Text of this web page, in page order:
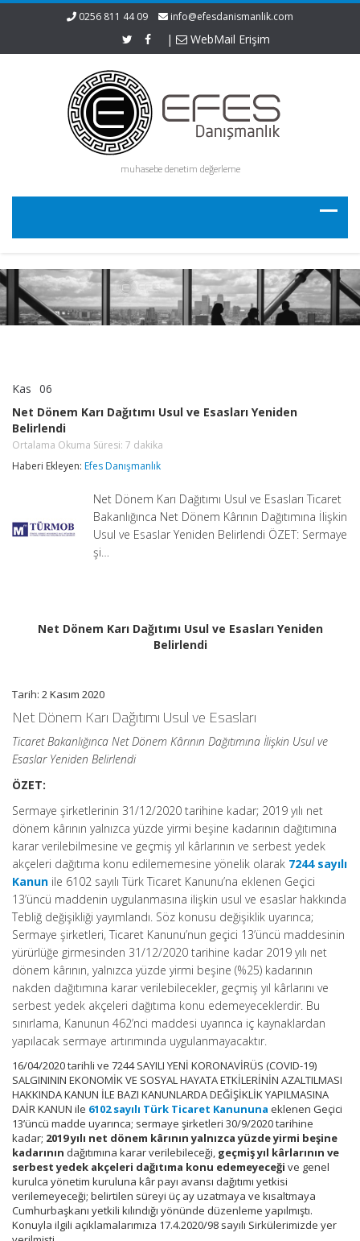
0256 811 44 09 info@efesdanismanlik.com
| WebMail Erişim
muhasebe denetim değerleme
Kas 06
Karı
Usul
Esasları
Belirlendi
Ortalama
Okuma
Süresi:
dakika
Net Dönem Karı Dağıtımı Usul ve Esasları Yeniden
Belirlendi
Ortalama Okuma Süresi: 7 dakika
Haberi Ekleyen: Efes Danışmanlık
Net Dönem Karı Dağıtımı Usul ve Esasları Ticaret
Bakanlığınca Net Dönem Kârının Dağıtımına İlişkin
Usul ve Esaslar Yeniden Belirlendi ÖZET: Sermaye
şi…
Net Dönem Karı Dağıtımı Usul ve Esasları Yeniden
Belirlendi
Tarih: 2 Kasım 2020
Net Dönem Karı Dağıtımı Usul ve Esasları
Ticaret Bakanlığınca Net Dönem Kârının Dağıtımına İlişkin Usul ve
Esaslar Yeniden Belirlendi
ÖZET:
Sermaye şirketlerinin 31/12/2020 tarihine kadar; 2019 yılı net
dönem kârının yalnızca yüzde yirmi beşine kadarının dağıtımına
karar verilebilmesine ve geçmiş yıl kârlarının ve serbest yedek
akçeleri dağıtıma konu edilememesine yönelik olarak 7244 sayılı
Kanun ile 6102 sayılı Türk Ticaret Kanunu’na eklenen Geçici
13’üncü maddenin uygulanmasına ilişkin usul ve esaslar hakkında
Tebliğ değişikliği yayımlandı. Söz konusu değişiklik uyarınca;
Sermaye şirketleri, Ticaret Kanunu’nun geçici 13’üncü maddesinin
yürürlüğe girmesinden 31/12/2020 tarihine kadar 2019 yılı net
dönem kârının, yalnızca yüzde yirmi beşine (%25) kadarının
nakden dağıtımına karar verilebilecekler, geçmiş yıl kârlarını ve
serbest yedek akçeleri dağıtıma konu edemeyeceklerdir. Bu
sınırlama, Kanunun 462’nci maddesi uyarınca iç kaynaklardan
yapılacak sermaye artırımında uygulanmayacaktır.
16/04/2020 tarihli ve 7244 SAYILI YENİ KORONAVİRÜS (COVID-19)
SALGINININ EKONOMİK VE SOSYAL HAYATA ETKİLERİNİN AZALTILMASI
HAKKINDA KANUN İLE BAZI KANUNLARDA DEĞİŞİKLİK YAPILMASINA
DAİR KANUN ile 6102 sayılı Türk Ticaret Kanununa eklenen Geçici
13’üncü madde uyarınca; sermaye şirketleri 30/9/2020 tarihine
kadar; 2019 yılı net dönem kârının yalnızca yüzde yirmi beşine
kadarının dağıtımına karar verilebileceği, geçmiş yıl kârlarının ve
serbest yedek akçeleri dağıtıma konu edemeyeceği ve genel
kurulca yönetim kuruluna kâr payı avansı dağıtımı yetkisi
verilemeyeceği; belirtilen süreyi üç ay uzatmaya ve kısaltmaya
Cumhurbaşkanı yetkili kılındığı yönünde düzenleme yapılmıştı.
Konuyla ilgili açıklamalarımıza 17.4.2020/98 sayılı Sirkülerimizde yer